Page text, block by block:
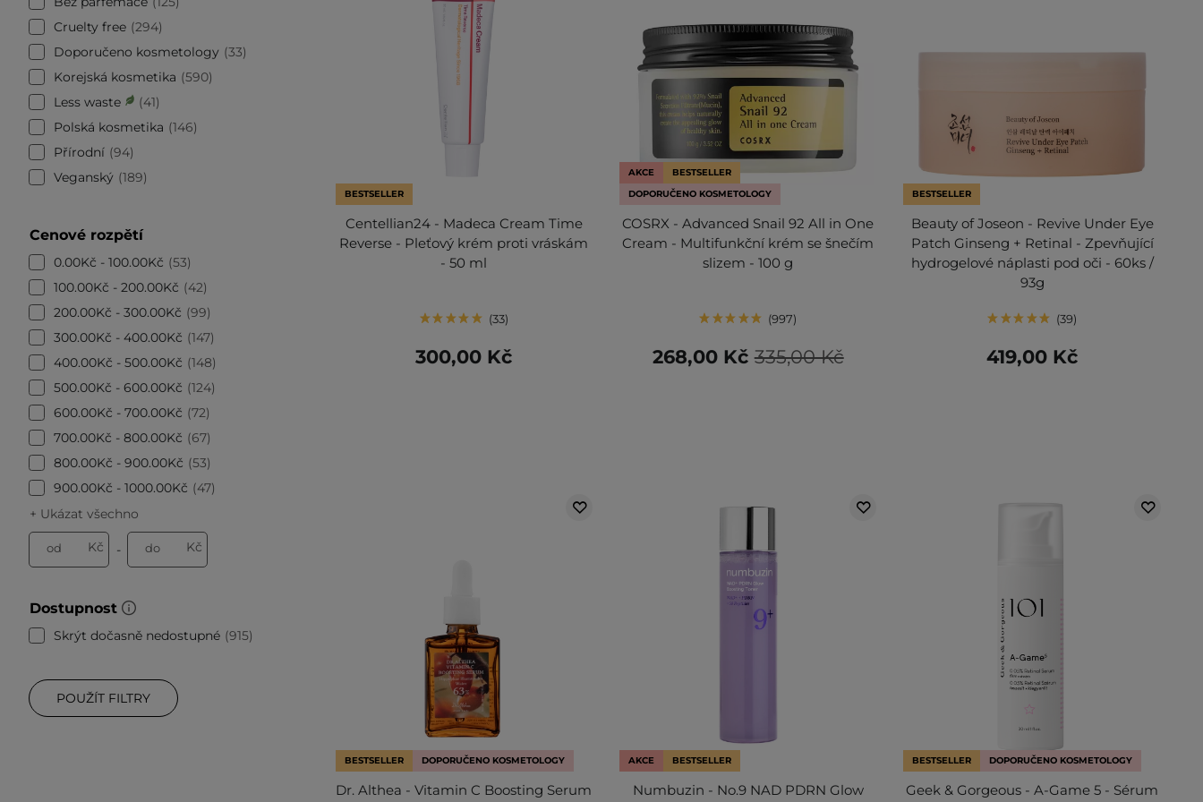
Cruelty free 294
Doporučeno kosmetology
33
Korejská kosmetika
590
Less waste
41
Polská kosmetika
146
Přírodní 94
Veganský
189
Cenové rozpětí
0.00Kč - 100.00Kč
53
100.00Kč - 200.00Kč
42
200.00Kč - 300.00Kč
99
300.00Kč - 400.00Kč
147
400.00Kč - 500.00Kč
148
500.00Kč - 600.00Kč
124
600.00Kč - 700.00Kč
72
700.00Kč - 800.00Kč
67
800.00Kč - 900.00Kč
53
900.00Kč - 1000.00Kč
47
+ Ukázat všechno
od Kč - do Kč
Dostupnost
Skrýt dočasně nedostupné 915
POUŽÍT FILTRY
BESTSELLER
Centellian24 - Madeca Cream Time
Reverse - Pleťový krém proti vráskám
- 50 ml
33
300,00 Kč
AKCE
BESTSELLER
DOPORUČENO KOSMETOLOGY
COSRX - Advanced Snail 92 All in One
Cream - Multifunkční krém se šnečím
slizem - 100 g
997
335,00 Kč
268,00 Kč
BESTSELLER
Beauty of Joseon - Revive Under Eye
Patch Ginseng + Retinal - Zpevňující
hydrogelové náplasti pod oči - 60ks /
93g
39
419,00 Kč
BESTSELLER DOPORUČENO KOSMETOLOGY
Dr. Althea - Vitamin C Boosting Serum
AKCE BESTSELLER
Numbuzin - No.9 NAD PDRN Glow
BESTSELLER DOPORUČENO KOSMETOLOGY
Geek & Gorgeous - A-Game 5 - Sérum